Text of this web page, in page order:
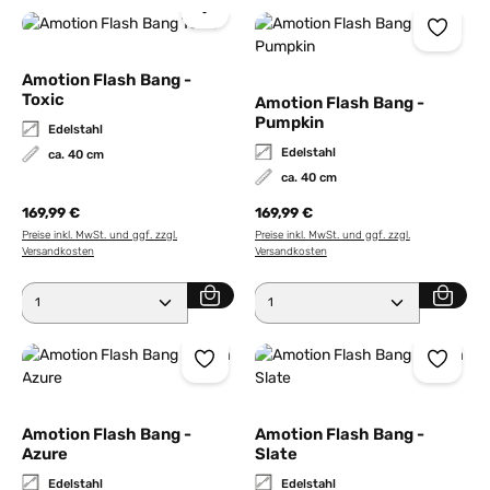
Amotion Flash Bang -
Toxic
Edelstahl
ca. 40 cm
169,99 €
Preise inkl. MwSt. und ggf. zzgl.
Versandkosten
Produkt Anzahl: Gib den gewünschten Wert ein
Amotion Flash Bang -
Pumpkin
Edelstahl
ca. 40 cm
169,99 €
Preise inkl. MwSt. und ggf. zzgl.
Versandkosten
Produkt Anzahl: Gib den
Amotion Flash Bang -
Azure
Edelstahl
Amotion Flash Bang -
Slate
Edelstahl